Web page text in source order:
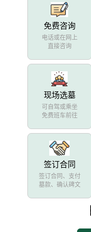
免费咨询
电话或在网上
直接咨询
现场选墓
可自驾或乘坐
免费班车前往
签订合同
签订合同、支付
墓款、确认碑文